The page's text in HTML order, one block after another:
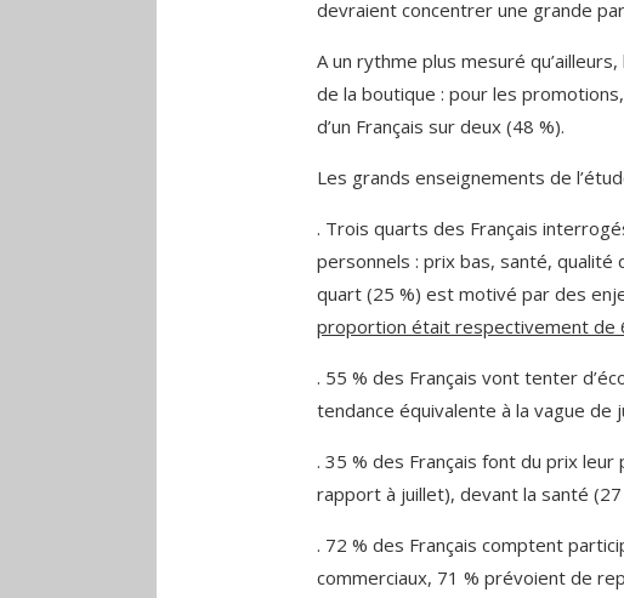
devraient concentrer une grande
A un rythme plus mesuré
de la boutique : pour les
d’un Français sur deux (48 %).
Les grands enseignements de
. Trois quarts des Français
personnels : prix bas, santé,
quart (25 %) est motivé par des
proportion était respectivement de
. 55 % des Français vont tenter
tendance équivalente à la vague de
. 35 % des Français font du prix
rapport à juillet), devant la santé
. 72 % des Français comptent
commerciaux, 71 % prévoient de